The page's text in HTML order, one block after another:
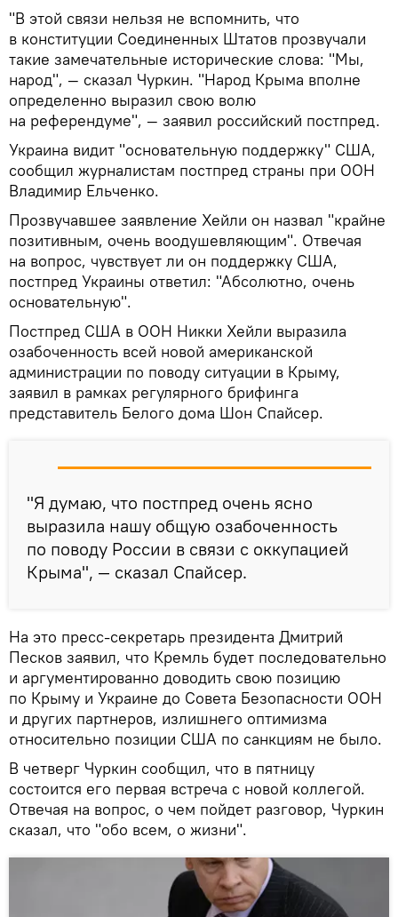
"В этой связи нельзя не вспомнить, что
в конституции Соединенных Штатов прозвучали
такие замечательные исторические слова: "Мы,
народ", — сказал Чуркин. "Народ Крыма вполне
определенно выразил свою волю
на референдуме", — заявил российский постпред.
Украина видит "основательную поддержку" США,
сообщил журналистам постпред страны при ООН
Владимир Ельченко.
Прозвучавшее заявление Хейли он назвал "крайне
позитивным, очень воодушевляющим". Отвечая
на вопрос, чувствует ли он поддержку США,
постпред Украины ответил: "Абсолютно, очень
основательную".
Постпред США в ООН Никки Хейли выразила
озабоченность всей новой американской
администрации по поводу ситуации в Крыму,
заявил в рамках регулярного брифинга
представитель Белого дома Шон Спайсер.
"Я думаю, что постпред очень ясно
выразила нашу общую озабоченность
по поводу России в связи с оккупацией
Крыма", — сказал Спайсер.
На это пресс-секретарь президента Дмитрий
Песков заявил, что Кремль будет последовательно
и аргументированно доводить свою позицию
по Крыму и Украине до Совета Безопасности ООН
и других партнеров, излишнего оптимизма
относительно позиции США по санкциям не было.
В четверг Чуркин сообщил, что в пятницу
состоится его первая встреча с новой коллегой.
Отвечая на вопрос, о чем пойдет разговор, Чуркин
сказал, что "обо всем, о жизни".